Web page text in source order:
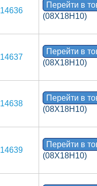
14636
Перейти в
(08Х18Н10)
14637
Перейти в
(08Х18Н10)
14638
Перейти в
(08Х18Н10)
14639
Перейти в
(08Х18Н10)